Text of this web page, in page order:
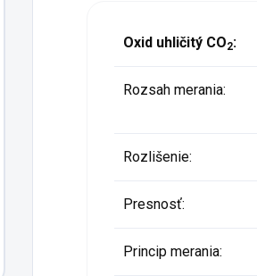
Oxid uhličitý CO2:
Rozsah merania:
Rozlišenie:
Presnosť:
Princip merania: